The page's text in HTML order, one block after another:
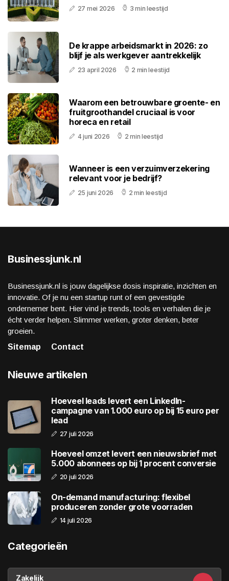
27 mei 2026 3 min leestijd
De krappe arbeidsmarkt in 2026: zo
blijf je als werkgever aantrekkelijk
23 april 2026 2 min leestijd
Waarom een betrouwbare groente- en
fruitgroothandel cruciaal is voor
horeca en retail
4 juni 2026 2 min leestijd
Wanneer is een verzuimverzekering
relevant voor je bedrijf?
25 juni 2026 2 min leestijd
Businessjunk.nl
Businessjunk.nl is jouw dagelijkse dosis inspiratie, inzichten en
innovatie. Of je nu een startup runt of een gevestigde
ondernemer bent. Hier vind je trends, tools en verhalen die je
écht verder helpen. Slimmer werken, groter denken, beter
groeien.
Sitemap
Contact
Nieuwe artikelen
Hoeveel leads levert een LinkedIn-
campagne van 1.000 euro op bij 15 euro per
lead
27 juli 2026
Hoeveel omzet levert een nieuwsbrief met
5.000 abonnees op bij 1 procent conversie
20 juli 2026
On-demand manufacturing: flexibel
produceren zonder grote voorraden
14 juli 2026
Categorieën
Zakelijk